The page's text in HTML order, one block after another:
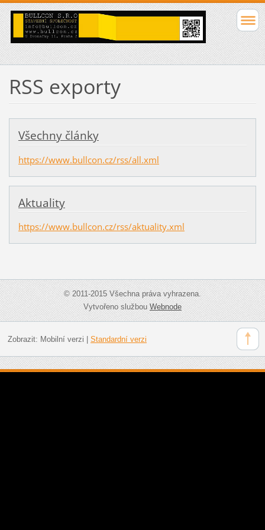
RSS exporty
Všechny články
https://www.bullcon.cz/rss/all.xml
Aktuality
https://www.bullcon.cz/rss/aktuality.xml
© 2011-2015 Všechna práva vyhrazena.
Vytvořeno službouWebnode
Zobrazit: Mobilní verzi Standardní verzi